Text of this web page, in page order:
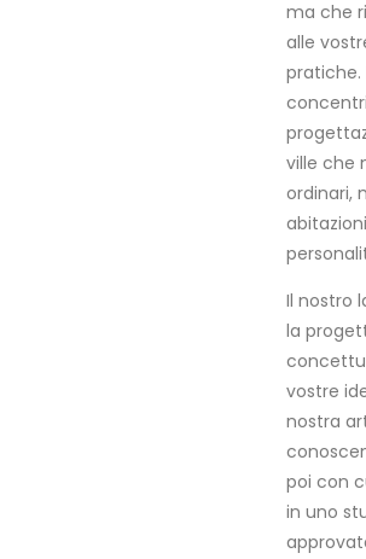
ma che
alle
pratiche.
ville che
ordinari,
Il nostro
la
vostre
nostra
poi con
in uno